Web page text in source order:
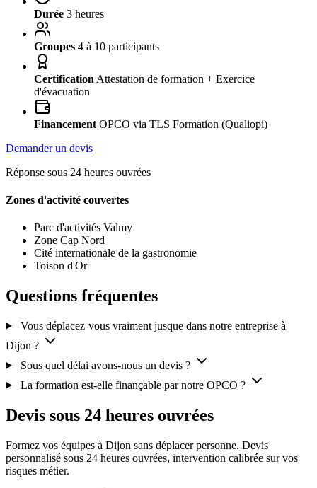
Durée 3 heures
Groupes 4 à 10 participants
Certification Attestation de formation + Exercice
d'évacuation
Financement OPCO via TLS Formation (Qualiopi)
Demander un devis
Réponse sous 24 heures ouvrées
Zones d'activité couvertes
Parc d'activités Valmy
Zone Cap Nord
Cité internationale de la gastronomie
Toison d'Or
Questions fréquentes
Vous déplacez-vous vraiment jusque dans notre entreprise à
Dijon ?
Sous quel délai avons-nous un devis ?
La formation est-elle finançable par notre OPCO ?
Devis sous 24 heures ouvrées
Formez vos équipes à Dijon sans déplacer personne. Devis
personnalisé sous 24 heures ouvrées, intervention calibrée sur vos
risques métier.